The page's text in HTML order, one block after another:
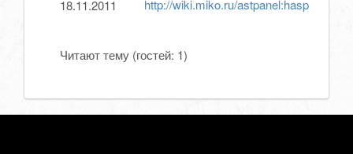
18.11.2011
http://wiki.miko.ru/astpanel:hasp
Читают тему (гостей: 1)